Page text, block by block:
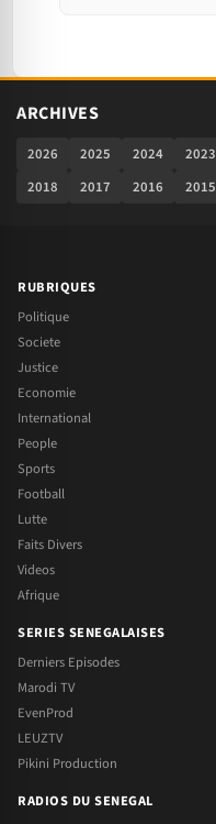
ARCHIVES
2026 2025 2024 2023
2018
2017 2016 2015
RUBRIQUES
Politique
Societe
Justice
Economie
International
People
Sports
Football
Lutte
Faits Divers
Videos
Afrique
SERIES SENEGALAISES
Derniers Episodes
Marodi TV
EvenProd
LEUZTV
Pikini Production
RADIOS DU SENEGAL